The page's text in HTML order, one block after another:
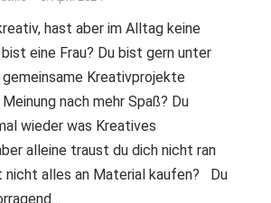
hast aber im Alltag keine
eine Frau? Du bist gern unter
gemeinsame Kreativprojekte
nach mehr Spaß? Du
wieder was Kreatives
alleine traust du dich nicht ran
nicht alles an Material kaufen? Du